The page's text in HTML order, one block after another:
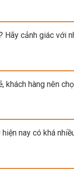
Hãy cảnh giác với
khách hàng nên
nay có khá